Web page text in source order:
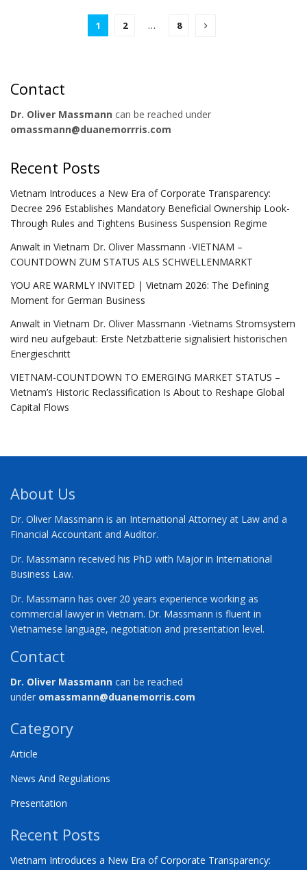
1 2 … 8
Contact
Dr. Oliver Massmann can be reached under
omassmann@duanemorrris.com
Recent Posts
Vietnam Introduces a New Era of Corporate Transparency:
Decree 296 Establishes Mandatory Beneficial Ownership Look-
Through Rules and Tightens Business Suspension Regime
Anwalt in Vietnam Dr. Oliver Massmann -VIETNAM –
COUNTDOWN ZUM STATUS ALS SCHWELLENMARKT
YOU ARE WARMLY INVITED | Vietnam 2026: The Defining
Moment for German Business
Anwalt in Vietnam Dr. Oliver Massmann -Vietnams Stromsystem
wird neu aufgebaut: Erste Netzbatterie signalisiert historischen
Energieschritt
VIETNAM-COUNTDOWN TO EMERGING MARKET STATUS –
Vietnam’s Historic Reclassification Is About to Reshape Global
Capital Flows
About Us
Dr. Oliver Massmann is an International Attorney at Law and a
Financial Accountant and Auditor.
Dr. Massmann received his PhD with Major in International
Business Law.
Dr. Massmann has over 20 years experience working as
commercial lawyer in Vietnam. Dr. Massmann is fluent in
Vietnamese language, negotiation and presentation level.
Contact
Dr. Oliver Massmann can be reached
under omassmann@duanemorris.com
Category
Article
News And Regulations
Presentation
Recent Posts
Vietnam Introduces a New Era of Corporate Transparency: